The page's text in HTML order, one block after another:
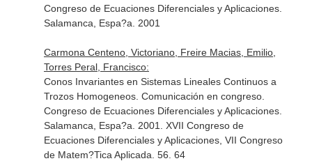
Congreso de Ecuaciones Diferenciales y Aplicaciones.
Salamanca, Espa?a. 2001
Carmona Centeno, Victoriano, Freire Macias, Emilio,
Torres Peral, Francisco:
Conos Invariantes en Sistemas Lineales Continuos a
Trozos Homogeneos. Comunicación en congreso.
Congreso de Ecuaciones Diferenciales y Aplicaciones.
Salamanca, Espa?a. 2001. XVII Congreso de
Ecuaciones Diferenciales y Aplicaciones, VII Congreso
de Matem?Tica Aplicada. 56. 64